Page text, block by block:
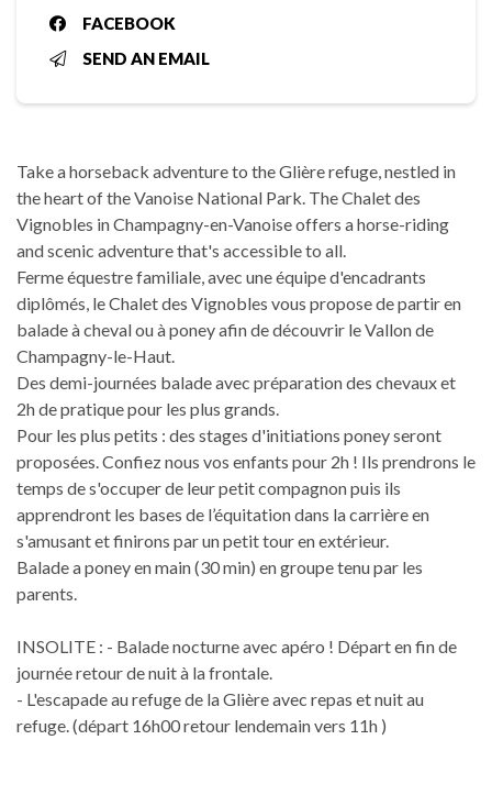
FACEBOOK
SEND AN EMAIL
Take a horseback adventure to the Glière refuge, nestled in
the heart of the Vanoise National Park. The Chalet des
Vignobles in Champagny-en-Vanoise offers a horse-riding
and scenic adventure that's accessible to all.
Ferme équestre familiale, avec une équipe d'encadrants
diplômés, le Chalet des Vignobles vous propose de partir en
balade à cheval ou à poney afin de découvrir le Vallon de
Champagny-le-Haut.
Des demi-journées balade avec préparation des chevaux et
2h de pratique pour les plus grands.
Pour les plus petits : des stages d'initiations poney seront
proposées. Confiez nous vos enfants pour 2h ! Ils prendrons le
temps de s'occuper de leur petit compagnon puis ils
apprendront les bases de l’équitation dans la carrière en
s'amusant et finirons par un petit tour en extérieur.
Balade a poney en main (30 min) en groupe tenu par les
parents.
INSOLITE : - Balade nocturne avec apéro ! Départ en fin de
journée retour de nuit à la frontale.
- L'escapade au refuge de la Glière avec repas et nuit au
refuge. (départ 16h00 retour lendemain vers 11h )